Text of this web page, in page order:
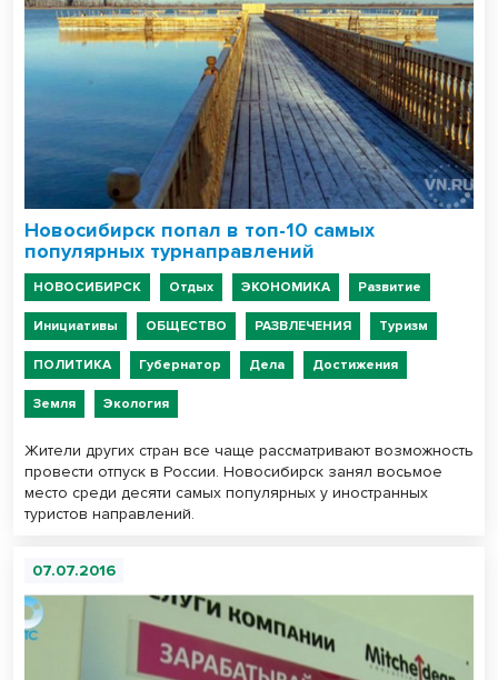
Новосибирск попал в топ-10 самых
популярных турнаправлений
НОВОСИБИРСК Отдых ЭКОНОМИКА Развитие
Инициативы ОБЩЕСТВО РАЗВЛЕЧЕНИЯ Туризм
ПОЛИТИКА Губернатор Дела Достижения
Земля Экология
Жители других стран все чаще рассматривают возможность
провести отпуск в России. Новосибирск занял восьмое
место среди десяти самых популярных у иностранных
туристов направлений.
07.07.2016